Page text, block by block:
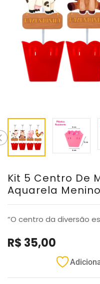
Kit 5 Centro De
Aquarela Menino
“O centro da diversão
R$ 35,00